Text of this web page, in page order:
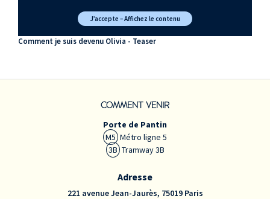
J’accepte – Affichez le contenu
Comment je suis devenu Olivia - Teaser
COMMENT VENIR
Porte de Pantin
M5 Métro ligne 5
3B Tramway 3B
Adresse
221 avenue Jean-Jaurès, 75019 Paris